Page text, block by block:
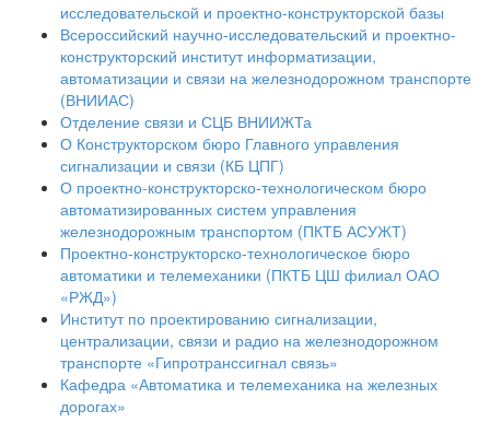
исследовательской и проектно-конструкторской базы
Всероссийский научно-исследовательский и проектно-
конструкторский институт информатизации,
автоматизации и связи на железнодорожном транспорте
(ВНИИАС)
Отделение связи и СЦБ ВНИИЖТа
О Конструкторском бюро Главного управления
сигнализации и связи (КБ ЦПГ)
О проектно-конструкторско-технологическом бюро
автоматизированных систем управления
железнодорожным транспортом (ПКТБ АСУЖТ)
Проектно-конструкторско-технологическое бюро
автоматики и телемеханики (ПКТБ ЦШ филиал ОАО
«РЖД»)
Институт по проектированию сигнализации,
централизации, связи и радио на железнодорожном
транспорте «Гипротранссигнал связь»
Кафедра «Автоматика и телемеханика на железных
дорогах»